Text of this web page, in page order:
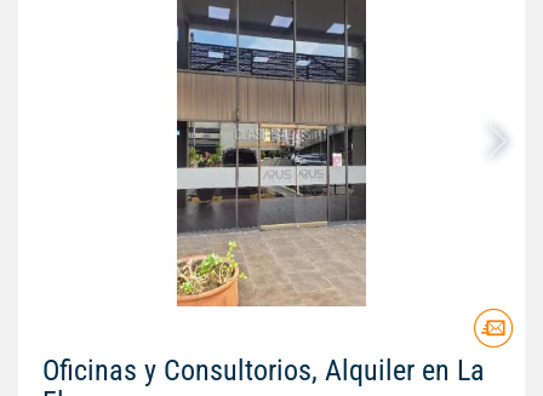
Oficinas y Consultorios, Alquiler en La